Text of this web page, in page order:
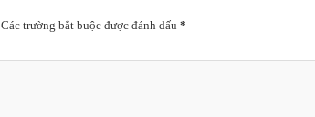
Các trường bắt buộc được đánh dấu *